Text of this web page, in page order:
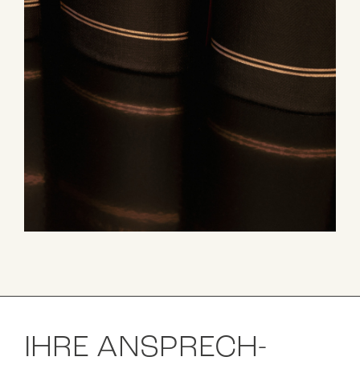
IHRE ANSPRECH­